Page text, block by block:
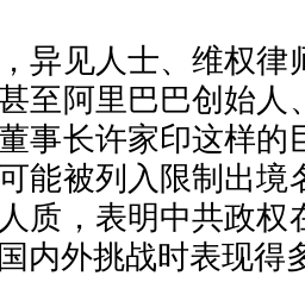
见人士、维权律
至阿里巴巴创始人
事长许家印这样的
能被列入限制出境
质，表明中共政权
内外挑战时表现得